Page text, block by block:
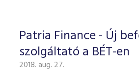
Patria Finance - Új
szolgáltató a BÉT-en
2018. aug. 27.